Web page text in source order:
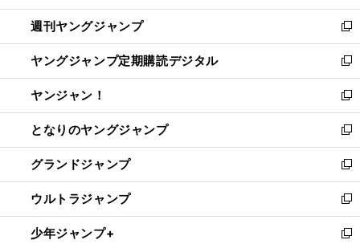
開
く
ウ
で
開
く
ン
ド
ウ
で
開
く
ウ
ィ
ン
ド
ウ
で
開
く
週刊ヤングジャンプ
新
し
い
ウ
ィ
ン
ド
ウ
で
開
く
ヤングジャンプ定期購読デジタル
新
し
い
ウ
ィ
ン
ド
ウ
で
開
く
ヤンジャン！
新
し
い
ウ
ィ
ン
ド
ウ
で
となりのヤングジャンプ
新
し
い
ウ
ィ
ン
ド
グランドジャンプ
新
し
い
ウ
ィ
ウルトラジャンプ
新
し
い
少年ジャンプ+
新